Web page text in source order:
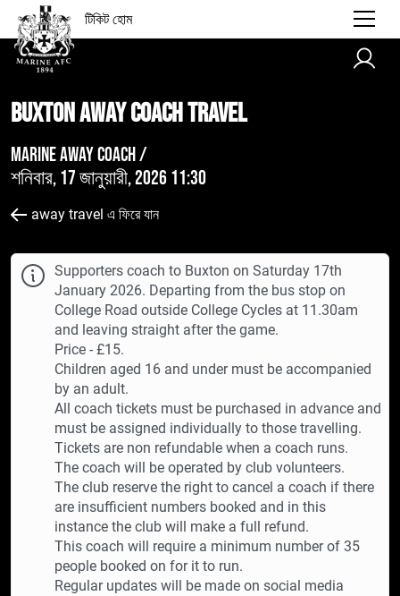
টিকিট হোম
Buxton AWAY Coach Travel
Marine Away Coach /
শনিবার, 17 জানুয়ারী, 2026 11:30
away travel এ ফিরে যান
Supporters coach to Buxton on Saturday 17th
January 2026. Departing from the bus stop on
College Road outside College Cycles at 11.30am
and leaving straight after the game.
Price - £15.
Children aged 16 and under must be accompanied
by an adult.
All coach tickets must be purchased in advance and
must be assigned individually to those travelling.
Tickets are non refundable when a coach runs.
The coach will be operated by club volunteers.
The club reserve the right to cancel a coach if there
are insufficient numbers booked and in this
instance the club will make a full refund.
This coach will require a minimum number of 35
people booked on for it to run.
Regular updates will be made on social media